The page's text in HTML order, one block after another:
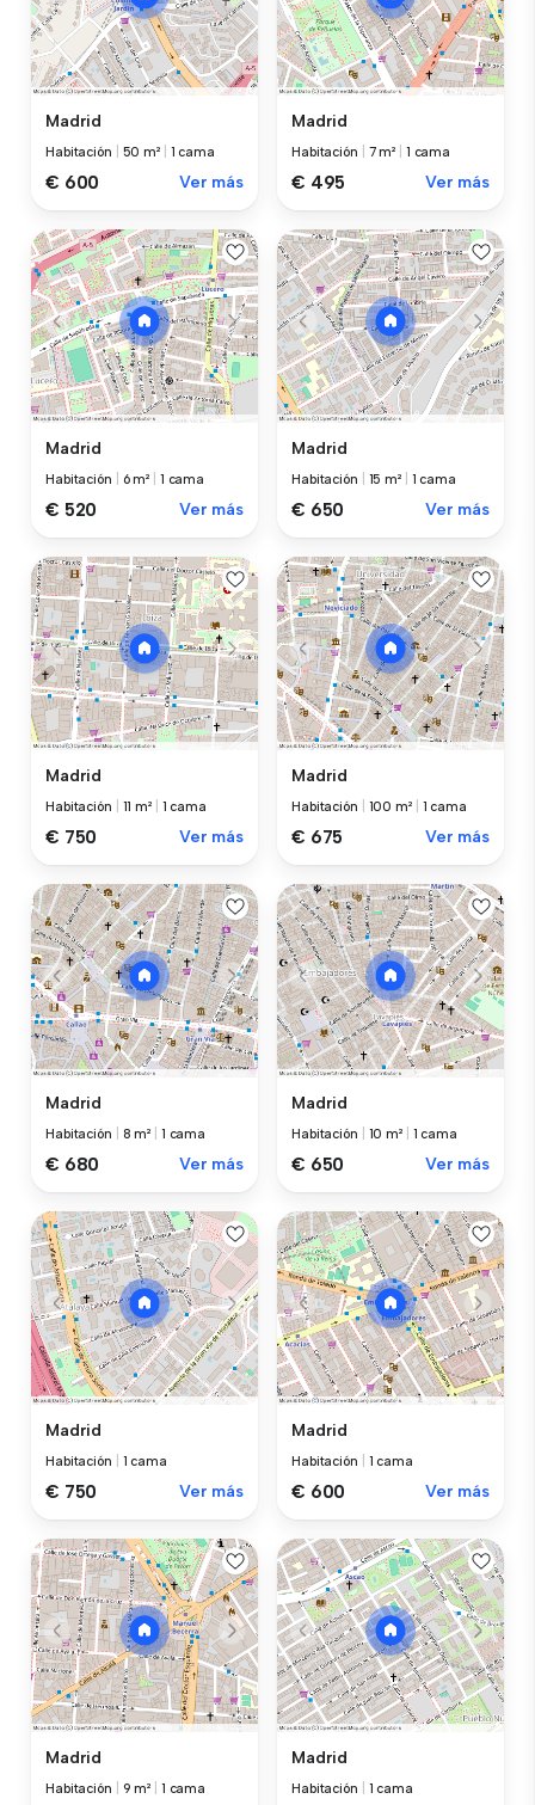
Madrid
Habitación 50 m² 1 cama
€ 600 Ver más
Madrid
Habitación 7 m² 1 cama
€ 495 Ver más
Madrid
Habitación 6 m² 1 cama
€ 520 Ver más
Madrid
Habitación 15 m² 1 cama
€ 650 Ver más
Madrid
Habitación 11 m² 1 cama
€ 750 Ver más
Madrid
Habitación 100 m² 1 cama
€ 675 Ver más
Madrid
Habitación 8 m² 1 cama
€ 680 Ver más
Madrid
Habitación 10 m² 1 cama
€ 650 Ver más
Madrid
Habitación 1 cama
€ 750 Ver más
Madrid
Habitación 1 cama
€ 600 Ver más
Madrid
Habitación 9 m² 1 cama
Madrid
Habitación 1 cama